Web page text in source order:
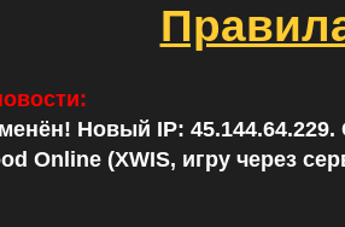
Новый IP: 45.144.64.229.
Online (XWIS, игру через